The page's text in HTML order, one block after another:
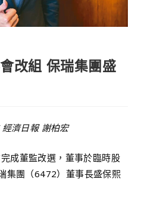
改組 保瑞集團盛
經濟日報 謝柏宏
成董監改選，董事於臨時股
集團（6472）董事長盛保熙